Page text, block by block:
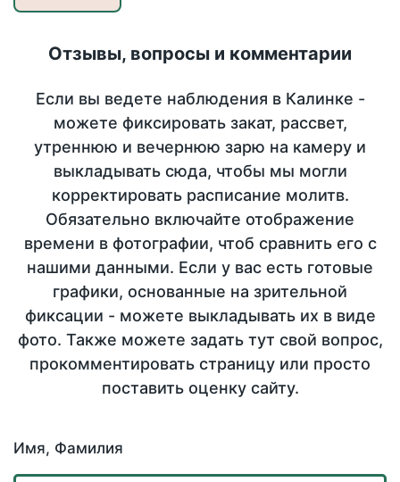
Отзывы, вопросы и комментарии
Если вы ведете наблюдения в Калинке -
можете фиксировать закат, рассвет,
утреннюю и вечернюю зарю на камеру и
выкладывать сюда, чтобы мы могли
корректировать расписание молитв.
Обязательно включайте отображение
времени в фотографии, чтоб сравнить его с
нашими данными. Если у вас есть готовые
графики, основанные на зрительной
фиксации - можете выкладывать их в виде
фото. Также можете задать тут свой вопрос,
прокомментировать страницу или просто
поставить оценку сайту.
Имя, Фамилия